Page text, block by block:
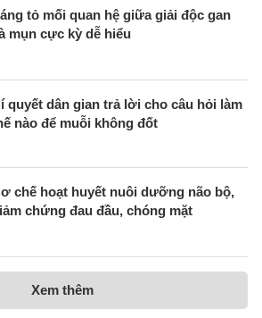
tỏ mối quan hệ giữa giải độc gan
mụn cực kỳ dễ hiểu
quyết dân gian trả lời cho câu hỏi làm
nào để muỗi không đốt
chế hoạt huyết nuôi dưỡng não bộ,
chứng đau đầu, chóng mặt
Xem thêm